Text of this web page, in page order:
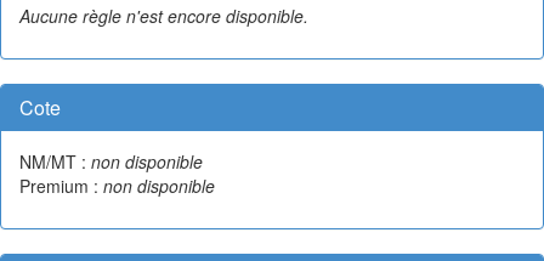
Aucune règle n'est encore disponible.
Cote
NM/MT : non disponible
Premium : non disponible